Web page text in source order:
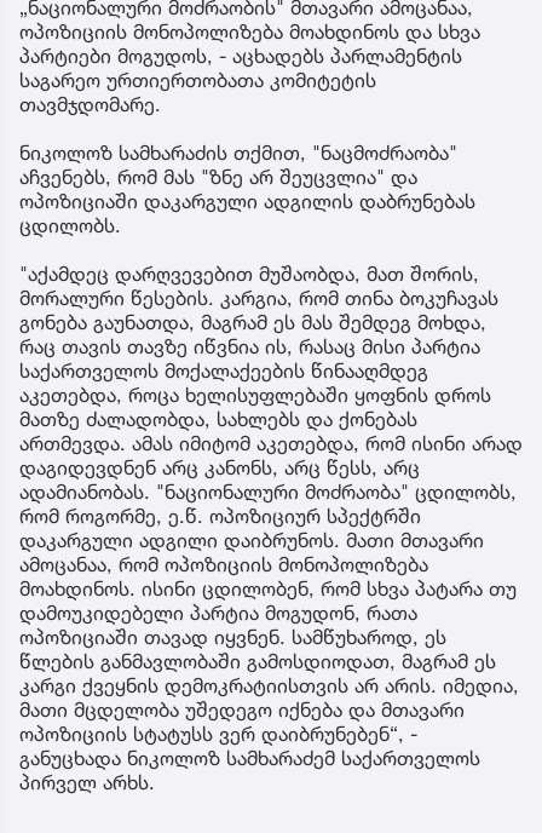
„ნაციონალური მოძრაობის" მთავარი ამოცანაა,
ოპოზიციის მონოპოლიზება მოახდინოს და სხვა
პარტიები მოგუდოს, - აცხადებს პარლამენტის
საგარეო ურთიერთობათა კომიტეტის
თავმჯდომარე.
ნიკოლოზ სამხარაძის თქმით, "ნაცმოძრაობა"
აჩვენებს, რომ მას "ზნე არ შეუცვლია" და
ოპოზიციაში დაკარგული ადგილის დაბრუნებას
ცდილობს.
"აქამდეც დარღვევებით მუშაობდა, მათ შორის,
მორალური წესების. კარგია, რომ თინა ბოკუჩავას
გონება გაუნათდა, მაგრამ ეს მას შემდეგ მოხდა,
რაც თავის თავზე იწვნია ის, რასაც მისი პარტია
საქართველოს მოქალაქეების წინააღმდეგ
აკეთებდა, როცა ხელისუფლებაში ყოფნის დროს
მათზე ძალადობდა, სახლებს და ქონებას
ართმევდა. ამას იმიტომ აკეთებდა, რომ ისინი არად
დაგიდევდნენ არც კანონს, არც წესს, არც
ადამიანობას. "ნაციონალური მოძრაობა" ცდილობს,
რომ როგორმე, ე.წ. ოპოზიციურ სპექტრში
დაკარგული ადგილი დაიბრუნოს. მათი მთავარი
ამოცანაა, რომ ოპოზიციის მონოპოლიზება
მოახდინოს. ისინი ცდილობენ, რომ სხვა პატარა თუ
დამოუკიდებელი პარტია მოგუდონ, რათა
ოპოზიციაში თავად იყვნენ. სამწუხაროდ, ეს
წლების განმავლობაში გამოსდიოდათ, მაგრამ ეს
კარგი ქვეყნის დემოკრატიისთვის არ არის. იმედია,
მათი მცდელობა უშედეგო იქნება და მთავარი
ოპოზიციის სტატუსს ვერ დაიბრუნებენ“, -
განუცხადა ნიკოლოზ სამხარაძემ საქართველოს
პირველ არხს.